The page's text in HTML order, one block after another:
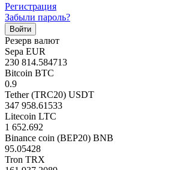
Регистрация
Забыли пароль?
Резерв валют
Sepa EUR
230 814.584713
Bitcoin BTC
0.9
Tether (TRC20) USDT
347 958.61533
Litecoin LTC
1 652.692
Binance coin (BEP20) BNB
95.05428
Tron TRX